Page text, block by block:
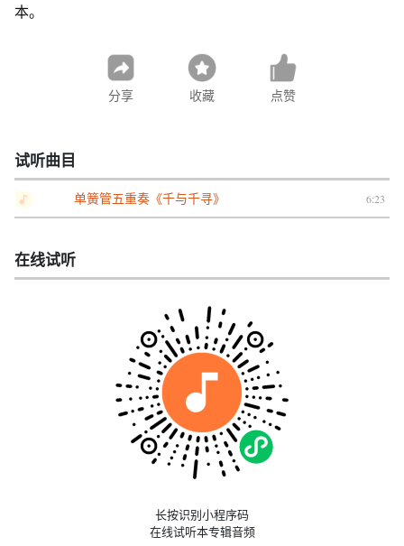
本。
分享 收藏 点赞
试听曲目
单簧管五重奏《千与千寻》 6:23
在线试听
长按识别小程序码
在线试听本专辑音频